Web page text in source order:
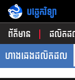
បច្ចេកវិទ្យា
ព័ត៌មាន ផលិតផ
ហាងឆេងផលិតផល